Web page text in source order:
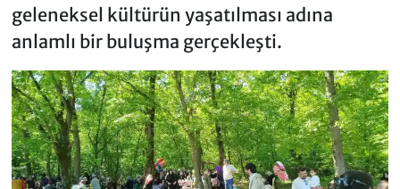
geleneksel kültürün yaşatılması adına
anlamlı bir buluşma gerçekleşti.